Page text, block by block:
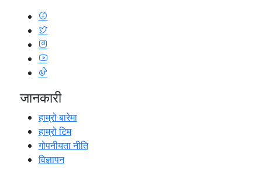
जानकारी
हाम्रो बारेमा
हाम्रो टिम
गोपनीयता नीति
विज्ञापन